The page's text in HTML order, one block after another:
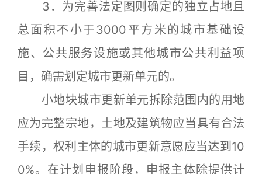
3．为完善法定图则确定的独立占地且
总面积不小于3000平方米的城市基础设
施、公共服务设施或其他城市公共利益项
目，确需划定城市更新单元的。
小地块城市更新单元拆除范围内的用地
应为完整宗地，土地及建筑物应当具有合法
手续，权利主体的城市更新意愿应当达到10
0%。在计划申报阶段，申报主体除提供计